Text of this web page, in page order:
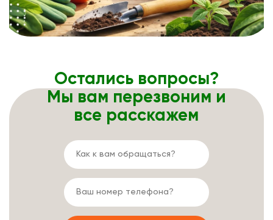
Остались вопросы?
Мы вам перезвоним и
все расскажем